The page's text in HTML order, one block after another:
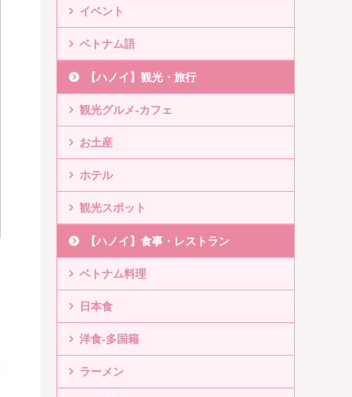
イベント
ベトナム語
【ハノイ】観光・旅行
観光グルメ-カフェ
お土産
ホテル
観光スポット
【ハノイ】食事・レストラン
ベトナム料理
日本食
洋食-多国籍
ラーメン